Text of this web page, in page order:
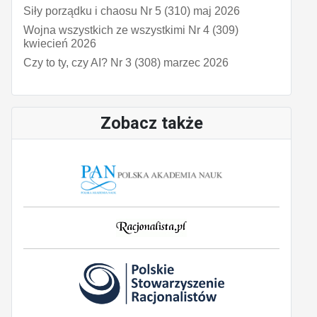
Siły porządku i chaosu Nr 5 (310) maj 2026
Wojna wszystkich ze wszystkimi Nr 4 (309)
kwiecień 2026
Czy to ty, czy AI? Nr 3 (308) marzec 2026
Zobacz także